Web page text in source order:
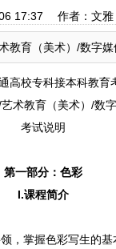
06 17:37 作者：文
教育（美术）/数字
高校专科接本科教育
术教育（美术）/数
考试说明
第一部分：色彩
I.课程简介
，掌握色彩写生的